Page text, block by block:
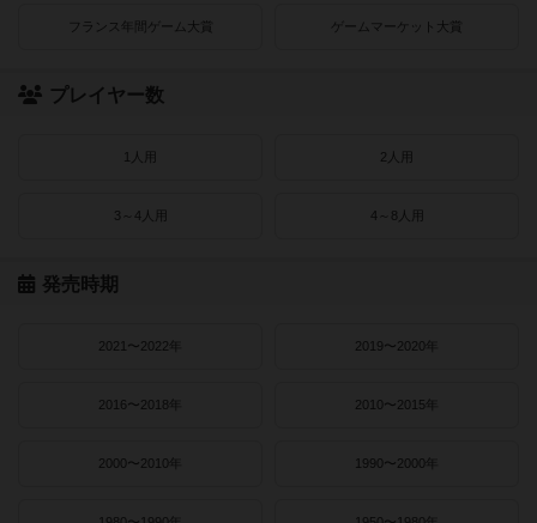
フランス年間ゲーム大賞 ゲームマーケット大賞
プレイヤー数
1人用 2人用
3～4人用 4～8人用
発売時期
2021〜2022年 2019〜2020年
2016〜2018年 2010〜2015年
2000〜2010年 1990〜2000年